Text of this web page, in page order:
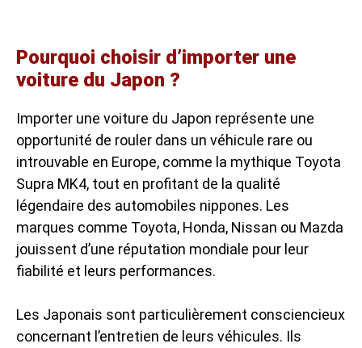
Pourquoi choisir d’importer une
voiture du Japon ?
Importer une voiture du Japon représente une
opportunité de rouler dans un véhicule rare ou
introuvable en Europe, comme la mythique Toyota
Supra MK4, tout en profitant de la qualité
légendaire des automobiles nippones. Les
marques comme Toyota, Honda, Nissan ou Mazda
jouissent d’une réputation mondiale pour leur
fiabilité et leurs performances.
Les Japonais sont particulièrement consciencieux
concernant l’entretien de leurs véhicules. Ils